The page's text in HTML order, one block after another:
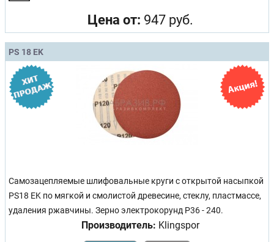
Цена от: 947 руб.
PS 18 EK
Самозацепляемые шлифовальные круги с открытой насыпкой
PS18 EK по мягкой и смолистой древесине, стеклу, пластмассе,
удаления ржавчины. Зерно электрокорунд Р36 - 240.
Производитель: Klingspor